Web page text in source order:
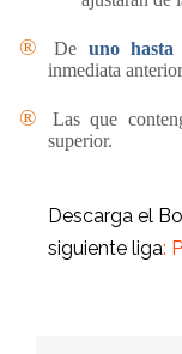
® De uno hasta
inmediata anterior
®
Las que
superior.
Descarga el
siguiente liga: